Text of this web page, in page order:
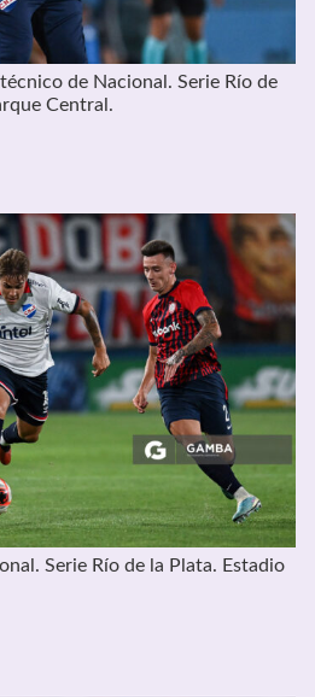
de Nacional. Serie Río de
Central.
Serie Río de la Plata. Estadio